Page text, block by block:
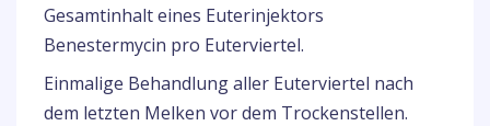
Gesamtinhalt eines Euterinjektors
Benestermycin pro Euterviertel.
Einmalige Behandlung aller Euterviertel nach
dem letzten Melken vor dem Trockenstellen.